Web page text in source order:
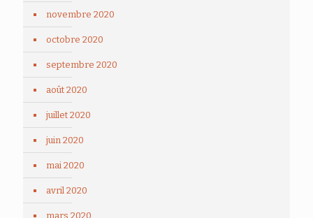
novembre 2020
octobre 2020
septembre 2020
août 2020
juillet 2020
juin 2020
mai 2020
avril 2020
mars 2020